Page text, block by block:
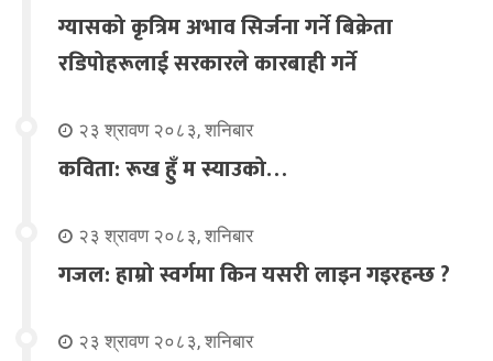
ग्यासको कृत्रिम अभाव सिर्जना गर्ने बिक्रेता
रडिपोहरूलाई सरकारले कारबाही गर्ने
२३ श्रावण २०८३, शनिबार
कविता: रूख हुँ म स्याउको…
२३ श्रावण २०८३, शनिबार
गजल: हाम्रो स्वर्गमा किन यसरी लाइन गइरहन्छ ?
२३ श्रावण २०८३, शनिबार